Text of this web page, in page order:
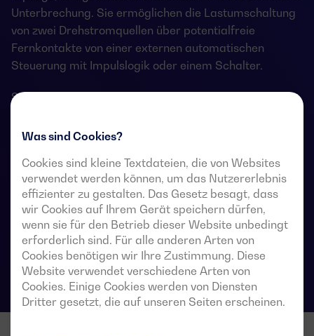
Was sind Cookies?
Cookies sind kleine Textdateien, die von Websites
verwendet werden können, um das Nutzererlebnis
effizienter zu gestalten. Das Gesetz besagt, dass
wir Cookies auf Ihrem Gerät speichern dürfen,
wenn sie für den Betrieb dieser Website unbedingt
erforderlich sind. Für alle anderen Arten von
Cookies benötigen wir Ihre Zustimmung. Diese
Website verwendet verschiedene Arten von
Cookies. Einige Cookies werden von Diensten
Dritter gesetzt, die auf unseren Seiten erscheinen.
Unterbrechung. Sie ermöglichen die Lastumschaltung
von zwei Drehstromquellen über potentialfreie
Fernkontakte von einer externen automatischen
Steuerung mit Impulslogik oder einem Schalter.
Sie sind für den Einsatz in Niederspannungs-
kurze Unterbrechung der Stromversorgung der Last
Technische Datenblätter für Umschalter